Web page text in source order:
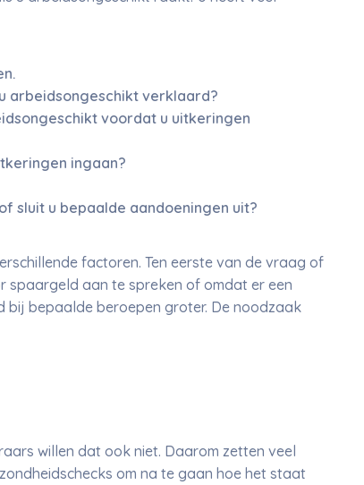
arbeidsongeschikt verklaard?
voordat u uitkeringen
ingaan?
sluit u bepaalde aandoeningen uit?
factoren. Ten eerste van de vraag of
aan te spreken of omdat er een
bij bepaalde beroepen groter. De noodzaak
willen dat ook niet. Daarom zetten veel
om na te gaan hoe het staat